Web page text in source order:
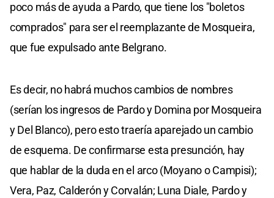
poco más de ayuda a Pardo, que tiene los "boletos
comprados" para ser el reemplazante de Mosqueira,
que fue expulsado ante Belgrano.
Es decir, no habrá muchos cambios de nombres
(serían los ingresos de Pardo y Domina por Mosqueira
y Del Blanco), pero esto traería aparejado un cambio
de esquema. De confirmarse esta presunción, hay
que hablar de la duda en el arco (Moyano o Campisi);
Vera, Paz, Calderón y Corvalán; Luna Diale, Pardo y